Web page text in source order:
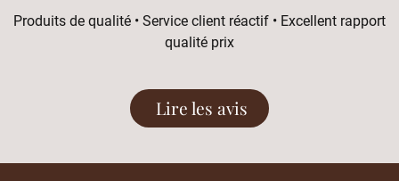
Produits de qualité • Service client réactif • Excellent rapport
qualité prix
Lire les avis